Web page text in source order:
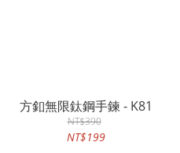
方釦無限鈦鋼手鍊 - K81
NT$390
NT$199